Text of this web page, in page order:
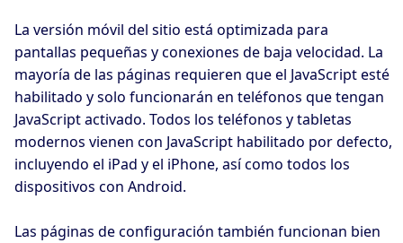
La versión móvil del sitio está optimizada para
pantallas pequeñas y conexiones de baja velocidad. La
mayoría de las páginas requieren que el JavaScript esté
habilitado y solo funcionarán en teléfonos que tengan
JavaScript activado. Todos los teléfonos y tabletas
modernos vienen con JavaScript habilitado por defecto,
incluyendo el iPad y el iPhone, así como todos los
dispositivos con Android.
Las páginas de configuración también funcionan bien